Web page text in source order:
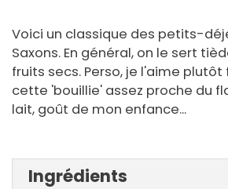
Voici un classique des petits-
Saxons. En général, on le sert
fruits secs. Perso, je l'aime plutôt
cette 'bouillie' assez proche du
lait, goût de mon enfance...
Ingrédients